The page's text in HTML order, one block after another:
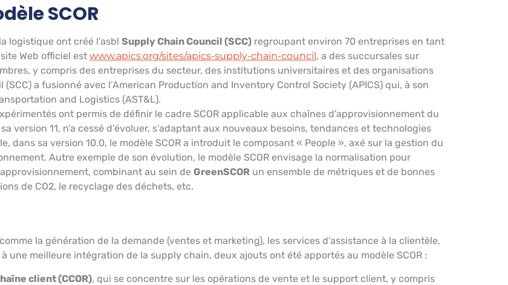
SCOR
logistique ont créé l’asbl Supply Chain Council (SCC) regroupant environ 70 entreprises en tant
Web officiel est www.apics.org/sites/apics-supply-chain-council, a des succursales sur
y compris des entreprises du secteur, des institutions universitaires et des organisations
a fusionné avec l’American Production and Inventory Control Society (APICS) qui, à son
and Logistics (AST&L).
ont permis de définir le cadre SCOR applicable aux chaînes d’approvisionnement du
version 11, n’a cessé d’évoluer, s’adaptant aux nouveaux besoins, tendances et technologies
dans sa version 10.0, le modèle SCOR a introduit le composant « People », axé sur la gestion du
Autre exemple de son évolution, le modèle SCOR envisage la normalisation pour
combinant au sein de GreenSCOR un ensemble de métriques et de bonnes
de CO2, le recyclage des déchets, etc.
la génération de la demande (ventes et marketing), les services d’assistance à la clientèle,
meilleure intégration de la supply chain, deux ajouts ont été apportés au modèle SCOR :
client (CCOR), qui se concentre sur les opérations de vente et le support client, y compris